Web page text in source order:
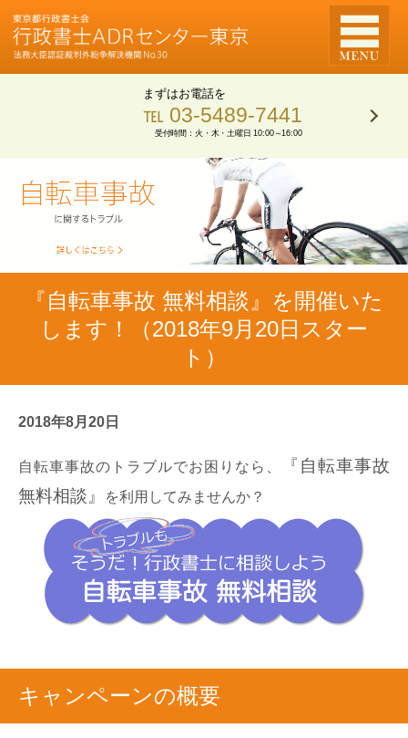
まずはお電話を
℡ 03-5489-7441
受付時間：火・木・土曜日 10:00～16:00
『自転車事故 無料相談』を開催いた
します！（2018年9月20日スター
ト）
2018年8月20日
自転車事故のトラブルでお困りなら、
『自転車事故
無料相談』
を利用してみませんか？
キャンペーンの概要